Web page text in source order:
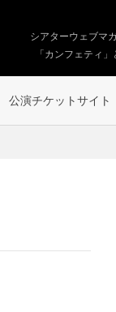
シアターウェブマ
「カンフェティ」
公演チケットサイト